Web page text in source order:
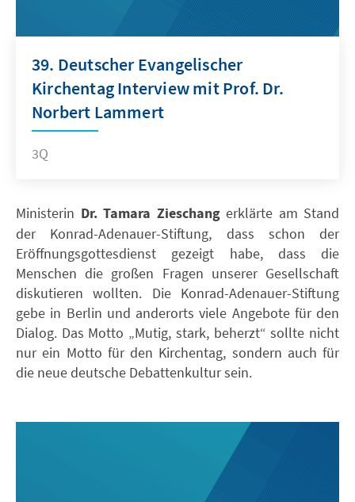
39. Deutscher Evangelischer
Kirchentag Interview mit Prof. Dr.
Norbert Lammert
3Q
Ministerin Dr. Tamara Zieschangerklärte am Stand
der Konrad-Adenauer-Stiftung, dass schon der
Eröffnungsgottesdienst gezeigt habe, dass die
Menschen die großen Fragen unserer Gesellschaft
diskutieren wollten. Die Konrad-Adenauer-Stiftung
gebe in Berlin und anderorts viele Angebote für den
Dialog. Das Motto „Mutig, stark, beherzt“ sollte nicht
nur ein Motto für den Kirchentag, sondern auch für
die neue deutsche Debattenkultur sein.